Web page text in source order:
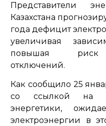
Представители
Казахстана
года дефицит
увеличивая
повышая риск
отключений.
Как сообщило 25
со ссылкой на
энергетики,
электроэнергии в